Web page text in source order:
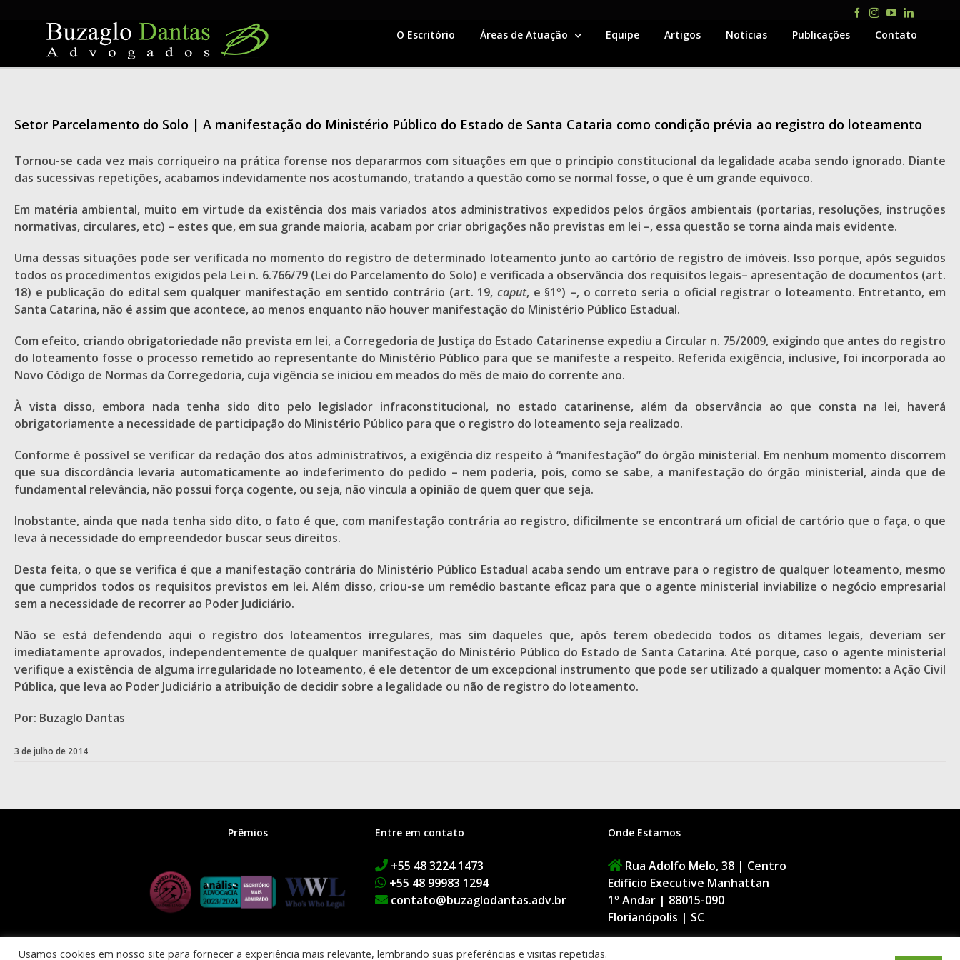
Facebook
Instagram
YouTubeLinkedIn
O Escritório Áreas de Atuação Equipe Artigos Notícias Publicações Contato
Setor Parcelamento do Solo | A manifestação do Ministério Público do Estado de Santa Cataria como condição prévia ao registro do loteamento
Tornou-se cada vez mais corriqueiro na prática forense nos depararmos com situações em que o principio constitucional da legalidade acaba sendo ignorado. Diante
das sucessivas repetições, acabamos indevidamente nos acostumando, tratando a questão como se normal fosse, o que é um grande equivoco.
Em matéria ambiental, muito em virtude da existência dos mais variados atos administrativos expedidos pelos órgãos ambientais (portarias, resoluções, instruções
normativas, circulares, etc) – estes que, em sua grande maioria, acabam por criar obrigações não previstas em lei –, essa questão se torna ainda mais evidente.
Uma dessas situações pode ser verificada no momento do registro de determinado loteamento junto ao cartório de registro de imóveis. Isso porque, após seguidos
todos os procedimentos exigidos pela Lei n. 6.766/79 (Lei do Parcelamento do Solo) e verificada a observância dos requisitos legais– apresentação de documentos (art.
18) e publicação do edital sem qualquer manifestação em sentido contrário (art. 19, caput, e §1º) –, o correto seria o oficial registrar o loteamento. Entretanto, em
Santa Catarina, não é assim que acontece, ao menos enquanto não houver manifestação do Ministério Público Estadual.
Com efeito, criando obrigatoriedade não prevista em lei, a Corregedoria de Justiça do Estado Catarinense expediu a Circular n. 75/2009, exigindo que antes do registro
do loteamento fosse o processo remetido ao representante do Ministério Público para que se manifeste a respeito. Referida exigência, inclusive, foi incorporada ao
Novo Código de Normas da Corregedoria, cuja vigência se iniciou em meados do mês de maio do corrente ano.
À vista disso, embora nada tenha sido dito pelo legislador infraconstitucional, no estado catarinense, além da observância ao que consta na lei, haverá
obrigatoriamente a necessidade de participação do Ministério Público para que o registro do loteamento seja realizado.
Conforme é possível se verificar da redação dos atos administrativos, a exigência diz respeito à “manifestação” do órgão ministerial. Em nenhum momento discorrem
que sua discordância levaria automaticamente ao indeferimento do pedido – nem poderia, pois, como se sabe, a manifestação do órgão ministerial, ainda que de
fundamental relevância, não possui força cogente, ou seja, não vincula a opinião de quem quer que seja.
Inobstante, ainda que nada tenha sido dito, o fato é que, com manifestação contrária ao registro, dificilmente se encontrará um oficial de cartório que o faça, o que
leva à necessidade do empreendedor buscar seus direitos.
Desta feita, o que se verifica é que a manifestação contrária do Ministério Público Estadual acaba sendo um entrave para o registro de qualquer loteamento, mesmo
que cumpridos todos os requisitos previstos em lei. Além disso, criou-se um remédio bastante eficaz para que o agente ministerial inviabilize o negócio empresarial
sem a necessidade de recorrer ao Poder Judiciário.
Não se está defendendo aqui o registro dos loteamentos irregulares, mas sim daqueles que, após terem obedecido todos os ditames legais, deveriam ser
imediatamente aprovados, independentemente de qualquer manifestação do Ministério Público do Estado de Santa Catarina. Até porque, caso o agente ministerial
verifique a existência de alguma irregularidade no loteamento, é ele detentor de um excepcional instrumento que pode ser utilizado a qualquer momento: a Ação Civil
Pública, que leva ao Poder Judiciário a atribuição de decidir sobre a legalidade ou não de registro do loteamento.
Por: Buzaglo Dantas
3 de julho de 2014
Prêmios Entre em contato
+55 48 3224 1473
+55 48 99983 1294
contato@buzaglodantas.adv.br
Onde Estamos
Rua Adolfo Melo, 38 | Centro
Edifício Executive Manhattan
1º Andar | 88015-090
Florianópolis | SC
Usamos cookies em nosso site para fornecer a experiência mais relevante, lembrando suas preferências e visitas repetidas.